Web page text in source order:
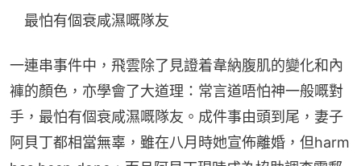
最怕有個衰咸濕嘅隊友
一連串事件中，飛雲除了見證着韋納腹肌的變化和內
褲的顏色，亦學會了大道理：常言道唔怕神一般嘅對
手，最怕有個衰咸濕嘅隊友。成件事由頭到尾，妻子
阿貝丁都相當無辜，雖在八月時她宣佈離婚，但harm